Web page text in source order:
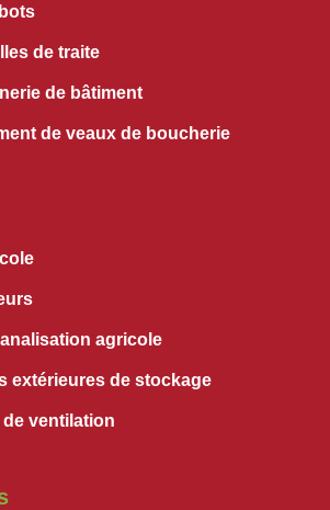
de traite
de bâtiment
de veaux de boucherie
agricole
extérieures de stockage
ventilation